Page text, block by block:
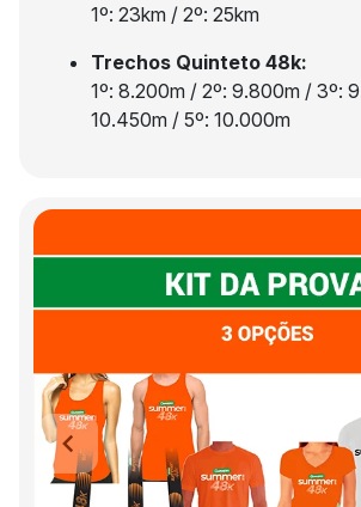
1º: 23km / 2º: 25km
Trechos Quinteto 48k:
1º: 8.200m / 2º: 9.800m / 3º:
10.450m / 5º: 10.000m
Previous